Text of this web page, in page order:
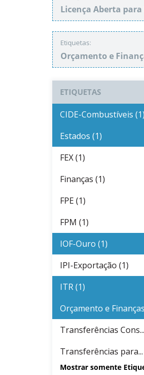
Licença Aberta para
Etiquetas:
Orçamento e
ETIQUETAS
CIDE-Combustíveis (1)
Estados (1)
FEX (1)
Finanças (1)
FPE (1)
FPM (1)
IOF-Ouro (1)
IPI-Exportação (1)
ITR (1)
Orçamento e
Transferências
Transferências para...
Mostrar somente